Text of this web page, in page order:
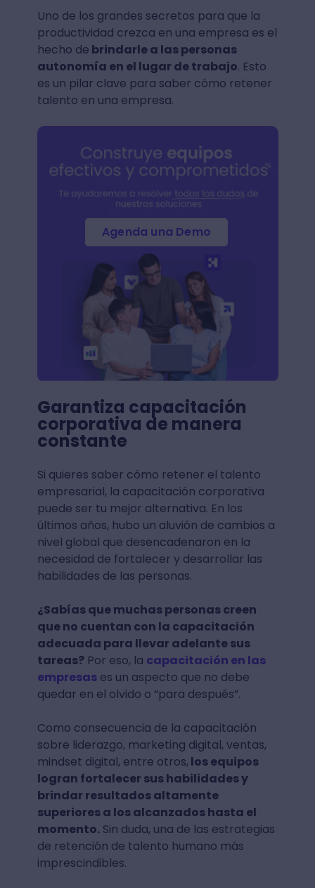
Uno de los grandes secretos para que la
productividad crezca en una empresa es el
hecho de brindarle a las personas
autonomía en el lugar de trabajo. Esto
es un pilar clave para saber cómo retener
talento en una empresa.
Agenda una Demo
Garantiza capacitación
corporativa de manera
constante
Si quieres saber cómo retener el talento
empresarial, la capacitación corporativa
puede ser tu mejor alternativa. En los
últimos años, hubo un aluvión de cambios a
nivel global que desencadenaron en la
necesidad de fortalecer y desarrollar las
habilidades de las personas.
¿Sabías que muchas personas creen
que no cuentan con la capacitación
adecuada para llevar adelante sus
tareas?Por eso, la capacitación en las
empresases un aspecto que no debe
quedar en el olvido o “para después”.
Como consecuencia de la capacitación
sobre liderazgo, marketing digital, ventas,
mindset digital, entre otros, los equipos
logran fortalecer sus habilidades y
brindar resultados altamente
superiores a los alcanzados hasta el
momento.Sin duda, una de las estrategias
de retención de talento humano más
imprescindibles.